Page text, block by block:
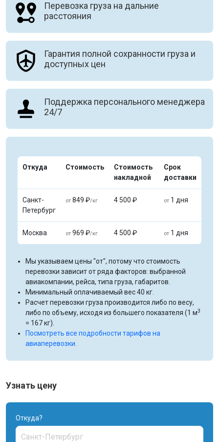
Перевозка груза на дальние
расстояния
Гарантия полной сохранности груза и
доступных цен
Поддержка персонального менеджера
24/7
Откуда Стоимость
Стоимость
накладной
Срок
доставки
Санкт-
Петербург
от 849 ₽/кг 4 500 ₽ от 1 дня
Москва от 969 ₽/кг 4 500 ₽ от 1 дня
Мы указываем цены "от", потому что стоимость
перевозки зависит от ряда факторов: выбранной
авиакомпании, рейса, типа груза, габаритов.
Минимальный оплачиваемый вес 40 кг.
Расчет перевозки груза производится либо по весу,
либо по объему, исходя из большего показателя (1 м3
= 167 кг).
Посмотреть все подробности тарифов на
авиаперевозки.
Узнать цену
Откуда?